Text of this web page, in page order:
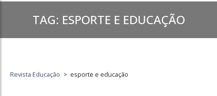
TAG: ESPORTE E EDUCAÇÃO
Revista Educação > esporte e educação